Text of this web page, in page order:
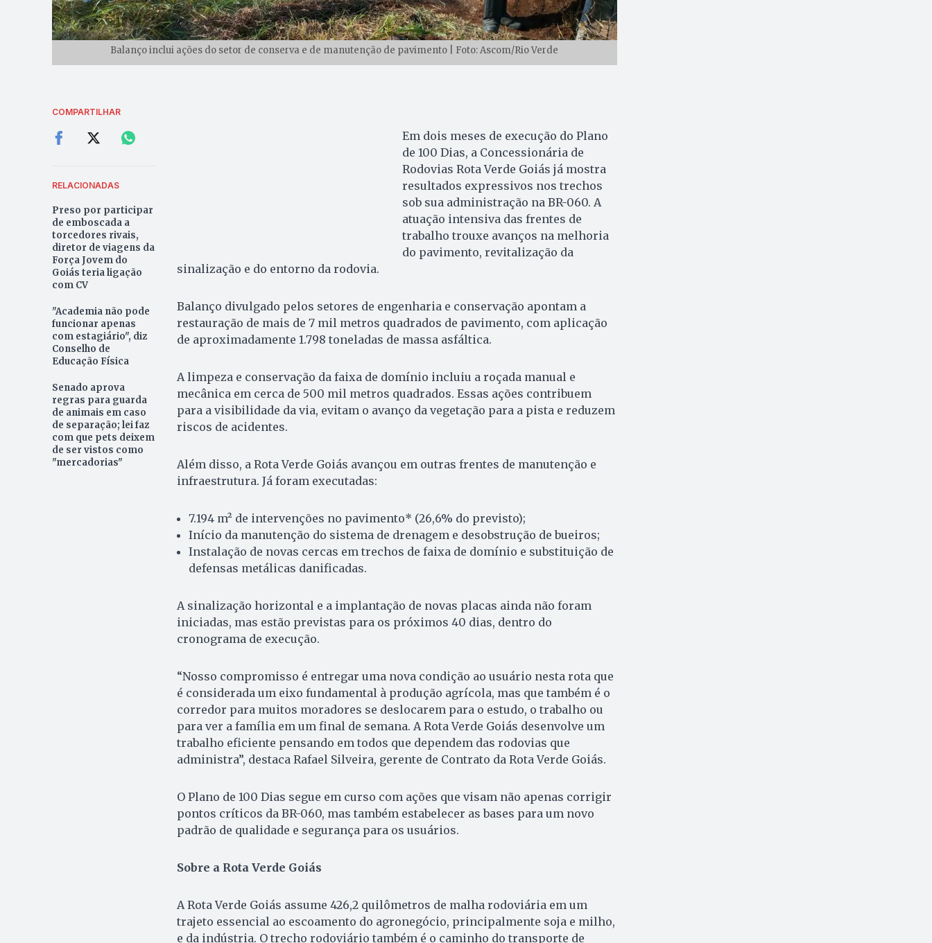
Balanço inclui ações do setor de conserva e de manutenção de pavimento | Foto: Ascom/Rio Verde
COMPARTILHAR
RELACIONADAS
Preso por participar
de emboscada a
torcedores rivais,
diretor de viagens da
Força Jovem do
Goiás teria ligação
com CV
"Academia não pode
funcionar apenas
com estagiário", diz
Conselho de
Educação Física
Senado aprova
regras para guarda
de animais em caso
de separação; lei faz
com que pets deixem
de ser vistos como
"mercadorias"
Em dois meses de execução do Plano
de 100 Dias, a Concessionária de
Rodovias Rota Verde Goiás já mostra
resultados expressivos nos trechos
sob sua administração na BR-060. A
atuação intensiva das frentes de
trabalho trouxe avanços na melhoria
do pavimento, revitalização da
sinalização e do entorno da rodovia.
Balanço divulgado pelos setores de engenharia e conservação apontam a
restauração de mais de 7 mil metros quadrados de pavimento, com aplicação
de aproximadamente 1.798 toneladas de massa asfáltica.
A limpeza e conservação da faixa de domínio incluiu a roçada manual e
mecânica em cerca de 500 mil metros quadrados. Essas ações contribuem
para a visibilidade da via, evitam o avanço da vegetação para a pista e reduzem
riscos de acidentes.
Além disso, a Rota Verde Goiás avançou em outras frentes de manutenção e
infraestrutura. Já foram executadas:
7.194 m² de intervenções no pavimento* (26,6% do previsto);
Início da manutenção do sistema de drenagem e desobstrução de bueiros;
Instalação de novas cercas em trechos de faixa de domínio e substituição de
defensas metálicas danificadas.
A sinalização horizontal e a implantação de novas placas ainda não foram
iniciadas, mas estão previstas para os próximos 40 dias, dentro do
cronograma de execução.
“Nosso compromisso é entregar uma nova condição ao usuário nesta rota que
é considerada um eixo fundamental à produção agrícola, mas que também é o
corredor para muitos moradores se deslocarem para o estudo, o trabalho ou
para ver a família em um final de semana. A Rota Verde Goiás desenvolve um
trabalho eficiente pensando em todos que dependem das rodovias que
administra”, destaca Rafael Silveira, gerente de Contrato da Rota Verde Goiás.
O Plano de 100 Dias segue em curso com ações que visam não apenas corrigir
pontos críticos da BR-060, mas também estabelecer as bases para um novo
padrão de qualidade e segurança para os usuários.
Sobre a Rota Verde Goiás
A Rota Verde Goiás assume 426,2 quilômetros de malha rodoviária em um
trajeto essencial ao escoamento do agronegócio, principalmente soja e milho,
e da indústria. O trecho rodoviário também é o caminho do transporte de